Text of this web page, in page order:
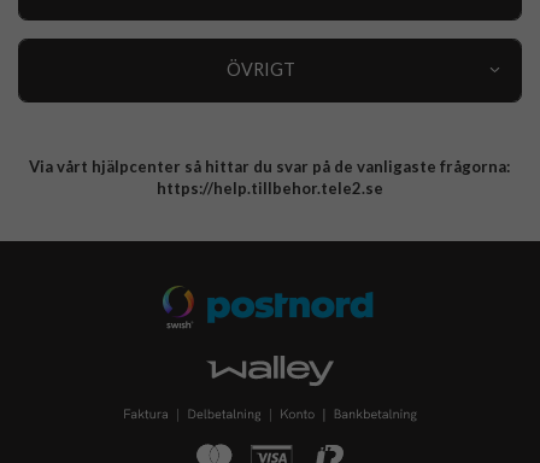
ÖVRIGT
Integritetspolicy
Via vårt hjälpcenter så hittar du svar på de vanligaste frågorna:
https://help.tillbehor.tele2.se